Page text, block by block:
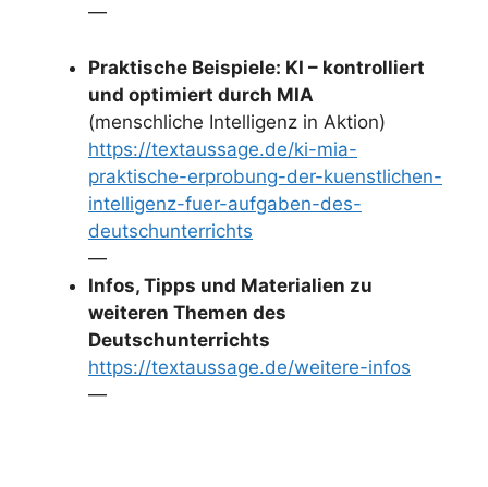
—
Praktische Beispiele: KI – kontrolliert
und optimiert durch MIA
(menschliche Intelligenz in Aktion)
https://textaussage.de/ki-mia-
praktische-erprobung-der-kuenstlichen-
intelligenz-fuer-aufgaben-des-
deutschunterrichts
—
Infos, Tipps und Materialien zu
weiteren Themen des
Deutschunterrichts
https://textaussage.de/weitere-infos
—